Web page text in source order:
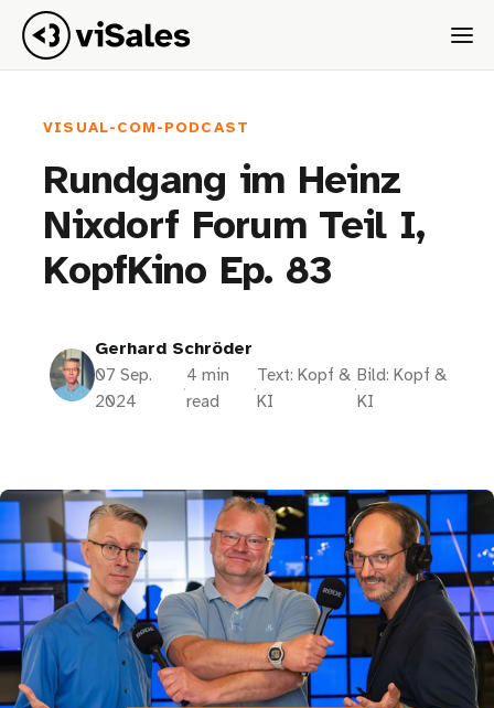
VISUAL-COM-PODCAST
Rundgang im Heinz
Nixdorf Forum Teil I,
KopfKino Ep. 83
Gerhard Schröder
07 Sep.
2024
·
4 min
read
·
Text: Kopf &
KI
·
Bild: Kopf &
KI